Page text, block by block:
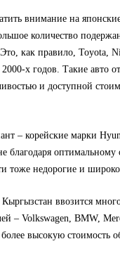
внимание на
количество
как правило, Toyota,
х годов. Такие авто
и доступной
– корейские марки
благодаря
тоже недорогие и
ввозится
– Volkswagen, BMW,
высокую стоимость